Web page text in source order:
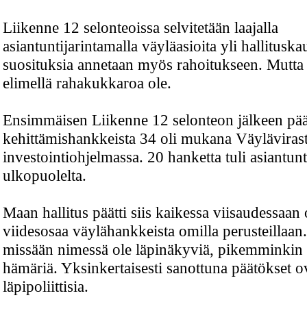
Liikenne 12 selonteoissa selvitetään laajalla
asiantuntijarintamalla väyläasioita yli
suosituksia annetaan myös rahoitukseen.
elimellä rahakukkaroa ole.
Ensimmäisen Liikenne 12 selonteon jälkeen
kehittämishankkeista 34 oli mukana
investointiohjelmassa. 20 hanketta tuli
ulkopuolelta.
Maan hallitus päätti siis kaikessa viisaudessaan
viidesosaa väylähankkeista omilla
missään nimessä ole läpinäkyviä, pikemminkin
hämäriä. Yksinkertaisesti sanottuna päätökset
läpipoliittisia.